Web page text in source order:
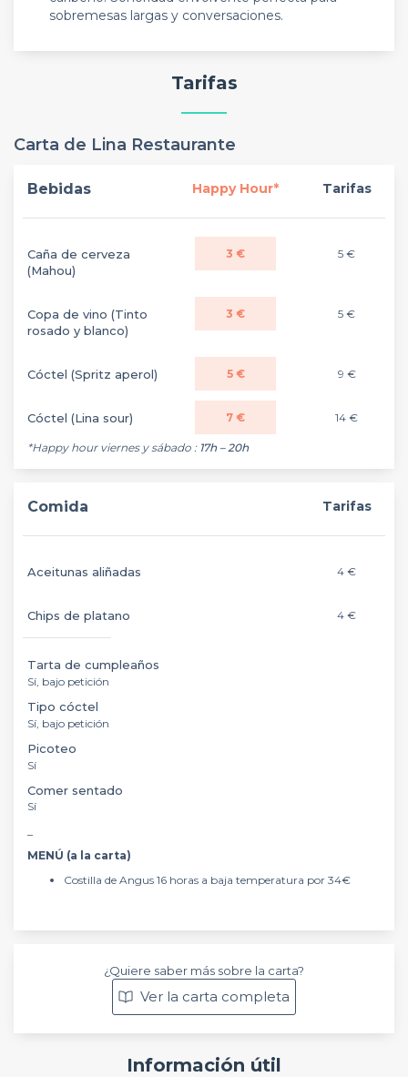
sobremesas largas y conversaciones.
Tarifas
Carta de Lina Restaurante
Bebidas Happy Hour* Tarifas
Caña de cerveza
(Mahou)
3 € 5 €
Copa de vino (Tinto
rosado y blanco)
3 € 5 €
Cóctel (Spritz aperol) 5 € 9 €
Cóctel (Lina sour) 7 € 14 €
*Happy hour viernes y sábado : 17h – 20h
Comida Tarifas
Aceitunas aliñadas 4 €
Chips de platano 4 €
Tarta de cumpleaños
Sí, bajo petición
Tipo cóctel
Sí, bajo petición
Picoteo
Sí
Comer sentado
Sí
MENÚ (a la carta)
Costilla de Angus 16 horas a baja temperatura por 34€
¿Quiere saber más sobre la carta?
Ver la carta completa
Información útil